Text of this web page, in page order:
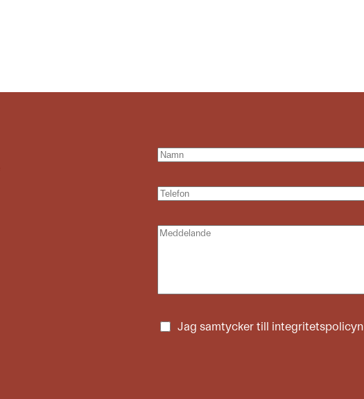
Jag samtycker till integritetspolicyn